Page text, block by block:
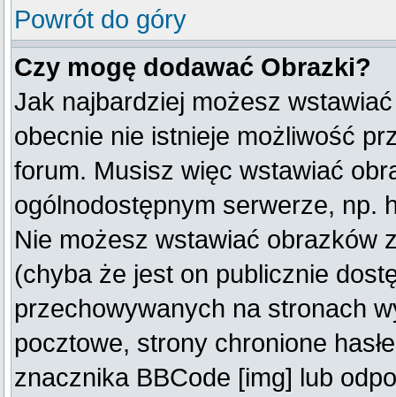
Powrót do góry
Czy mogę dodawać Obrazki?
Jak najbardziej możesz
obecnie nie istnieje możliwość
forum. Musisz więc wstawiać
ogólnodostępnym serwerze, np.
Nie możesz wstawiać obrazków
(chyba że jest on publicznie
przechowywanych na stronach
pocztowe, strony chronione
znacznika BBCode [img] lub